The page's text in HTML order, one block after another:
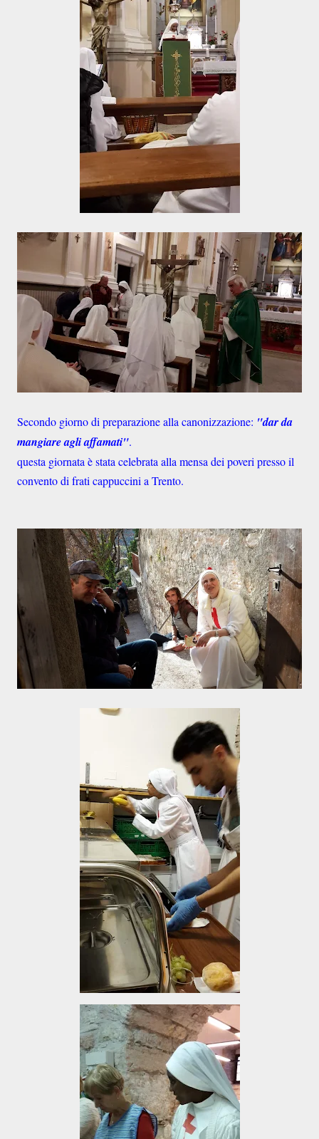
Secondo giorno di preparazione alla canonizzazione: "dar da
mangiare agli affamati".
questa giornata è stata celebrata alla mensa dei poveri presso il
convento di frati cappuccini a Trento.